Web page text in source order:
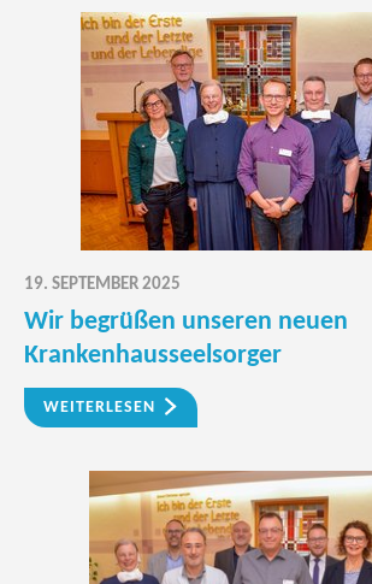
19. SEPTEMBER 2025
Wir begrüßen unseren neuen
Krankenhausseelsorger
WEITERLESEN